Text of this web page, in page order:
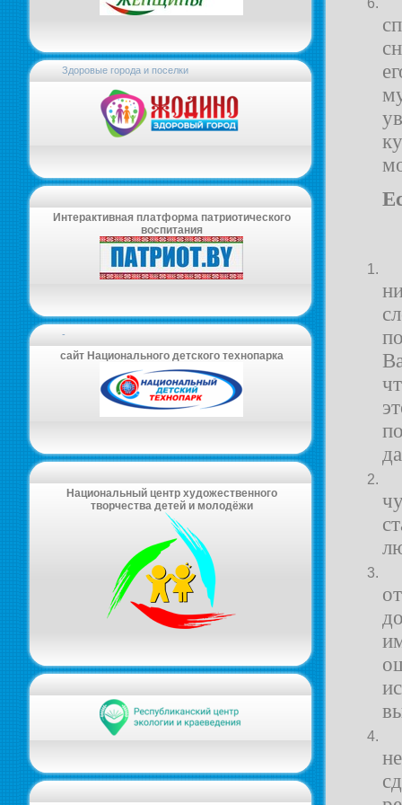
Здоровые города и поселки
Интерактивная платформа патриотического
воспитания
-
сайт Национального детского технопарка
Национальный центр художественного
творчества детей и молодёжи